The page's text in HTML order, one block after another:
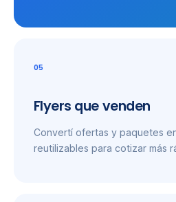
05
Flyers que venden
Convertí ofertas y paquetes
reutilizables para cotizar más